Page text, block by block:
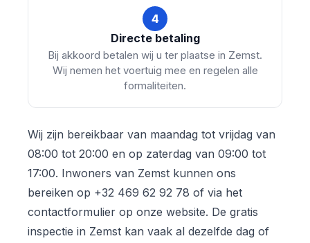
4
Directe betaling
Bij akkoord betalen wij u ter plaatse in Zemst.
Wij nemen het voertuig mee en regelen alle
formaliteiten.
Wij zijn bereikbaar van maandag tot vrijdag van
08:00 tot 20:00 en op zaterdag van 09:00 tot
17:00. Inwoners van Zemst kunnen ons
bereiken op +32 469 62 92 78 of via het
contactformulier op onze website. De gratis
inspectie in Zemst kan vaak al dezelfde dag of